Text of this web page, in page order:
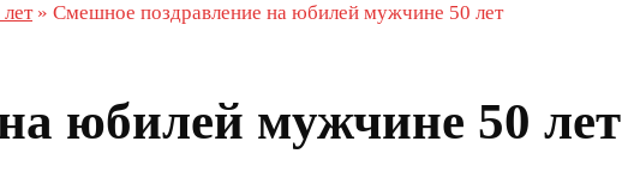
» Смешное поздравление на юбилей мужчине 50 лет
юбилей мужчине 50 лет